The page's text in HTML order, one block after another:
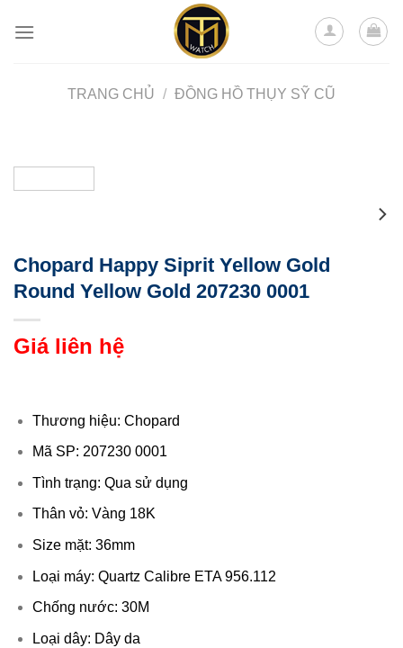
TRANG CHỦ / ĐỒNG HỒ THỤY SỸ CŨ
Chopard Happy Siprit Yellow Gold
Round Yellow Gold 207230 0001
Giá liên hệ
Thương hiệu: Chopard
Mã SP: 207230 0001
Tình trạng: Qua sử dụng
Thân vỏ: Vàng 18K
Size mặt: 36mm
Loại máy: Quartz Calibre ETA 956.112
Chống nước: 30M
Loại dây: Dây da